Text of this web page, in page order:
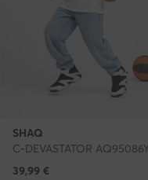
SHAQ
39,99 €